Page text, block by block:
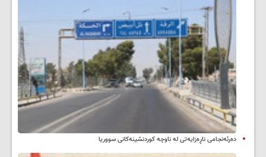
دەرئەنجامی ناڕەزایەتی لە ناوچە کوردنشینەکانی سووریا